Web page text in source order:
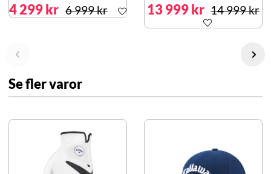
4 299 kr 6 999 kr 13 999 kr 14 999 kr
Se fler varor